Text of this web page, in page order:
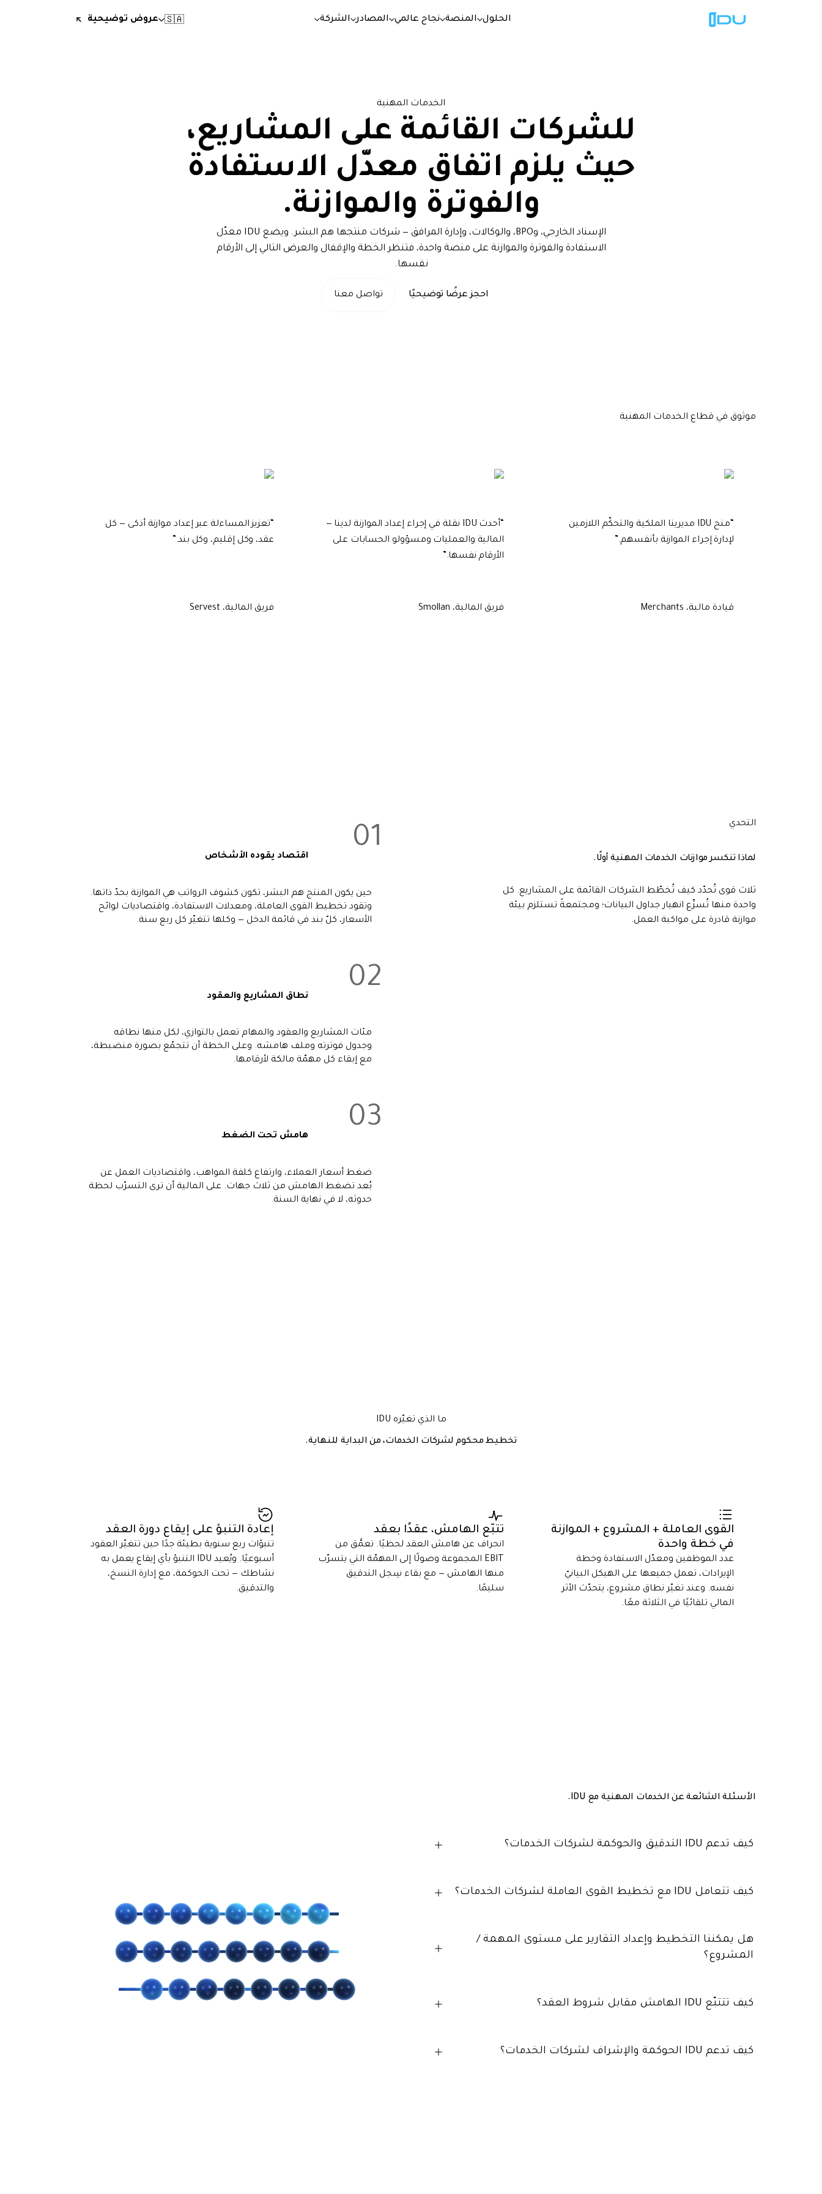
الحلول المنصة نجاح عالمي المصادر الشركة 🇸🇦 عروض توضيحية
الخدمات المهنية
للشركات القائمة على المشاريع،
حيث يلزم اتفاق معدّل الاستفادة
والفوترة والموازنة.
الإسناد الخارجي، وBPO، والوكالات، وإدارة المرافق — شركات منتجها هم البشر. ويضع IDU معدّل
الاستفادة والفوترة والموازنة على منصة واحدة، فتنظر الخطة والإقفال والعرض التالي إلى الأرقام
نفسها.
احجز عرضًا توضيحيًا تواصل معنا
موثوق في قطاع الخدمات المهنية
منح IDU مديرينا الملكية والتحكّم اللازمين
لإدارة إجراء الموازنة بأنفسهم.”
قيادة مالية، Merchants
أحدث IDU نقلة في إجراء إعداد الموازنة لدينا —
المالية والعمليات ومسؤولو الحسابات على
الأرقام نفسها.”
فريق المالية، Smollan
تعزيز المساءلة عبر إعداد موازنة أذكى — كل
عقد، وكل إقليم، وكل بند.”
فريق المالية، Servest
التحدي
لماذا تنكسر موازنات الخدمات المهنية أولًا.
ثلاث قوى تُحدّد كيف تُخطّط الشركات القائمة على المشاريع. كل
واحدة منها تُسرِّع انهيار جداول البيانات؛ ومجتمعةً تستلزم بيئة
موازنة قادرة على مواكبة العمل.
01
اقتصاد يقوده الأشخاص
حين يكون المنتج هم البشر، تكون كشوف الرواتب هي الموازنة بحدّ ذاتها.
وتقود تخطيط القوى العاملة، ومعدلات الاستفادة، واقتصاديات لوائح
الأسعار، كلّ بند في قائمة الدخل — وكلها تتغيّر كل ربع سنة.
02
نطاق المشاريع والعقود
مئات المشاريع والعقود والمهام تعمل بالتوازي، لكل منها نطاقه
وجدول فوترته وملف هامشه. وعلى الخطة أن تتجمّع بصورة منضبطة،
مع إبقاء كل مهمّة مالكة لأرقامها.
03
هامش تحت الضغط
ضغط أسعار العملاء، وارتفاع كلفة المواهب، واقتصاديات العمل عن
بُعد تضغط الهامش من ثلاث جهات. على المالية أن ترى التسرّب لحظة
حدوثه، لا في نهاية السنة.
ما الذي تغيّره IDU
تخطيط محكوم لشركات الخدمات، من البداية للنهاية.
القوى العاملة + المشروع + الموازنة
في خطة واحدة
عدد الموظفين ومعدّل الاستفادة وخطة
الإيرادات، تعمل جميعها على الهيكل البيانيّ
نفسه. وعند تغيّر نطاق مشروع، يتحدّث الأثر
المالي تلقائيًا في الثلاثة معًا.
تتبّع الهامش، عقدًا بعقد
انحراف عن هامش العقد لحظيًا. تعمَّق من
EBIT المجموعة وصولًا إلى المهمّة التي يتسرّب
منها الهامش — مع بقاء سِجل التدقيق
سليمًا.
إعادة التنبؤ على إيقاع دورة العقد
تنبؤات ربع سنوية بطيئة جدًا حين تتغيّر العقود
أسبوعيًا. ويُعيد IDU التنبؤ بأي إيقاع يعمل به
نشاطك — تحت الحوكمة، مع إدارة النسخ،
والتدقيق.
الأسئلةالشائعة عن الخدمات المهنية مع IDU.
كيف تدعم IDU التدقيق والحوكمة لشركات الخدمات؟
كيف تتعامل IDU مع تخطيط القوى العاملة لشركات الخدمات؟
هل يمكننا التخطيط وإعداد التقارير على مستوى المهمة /
المشروع؟
كيف تتتبّع IDU الهامش مقابل شروط العقد؟
كيف تدعم IDU الحوكمة والإشراف لشركات الخدمات؟